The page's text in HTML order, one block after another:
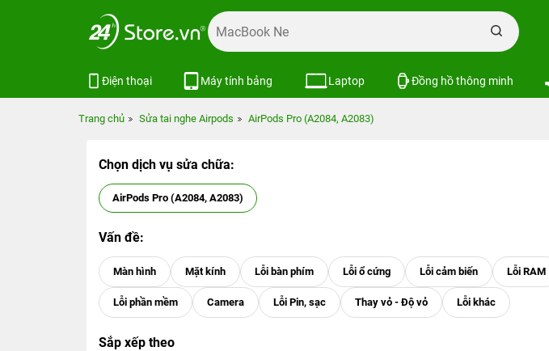
Điện thoại Máy tính bảng Laptop Đồng hồ thông minh
Trang chủ Sửa tai nghe Airpods AirPods Pro (A2084, A2083)
Chọn dịch vụ sửa chữa:
AirPods Pro (A2084, A2083)
Vấn đề:
Sắp xếp theo